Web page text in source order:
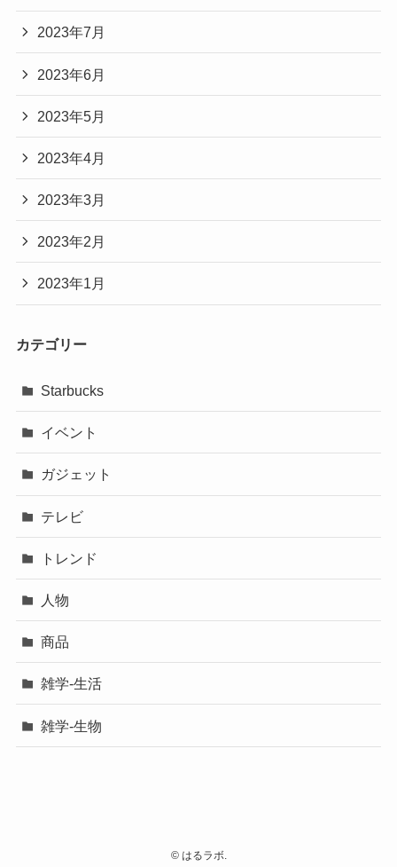
2023年7月
2023年6月
2023年5月
2023年4月
2023年3月
2023年2月
2023年1月
カテゴリー
Starbucks
イベント
ガジェット
テレビ
トレンド
人物
商品
雑学-生活
雑学-生物
©はるラボ.